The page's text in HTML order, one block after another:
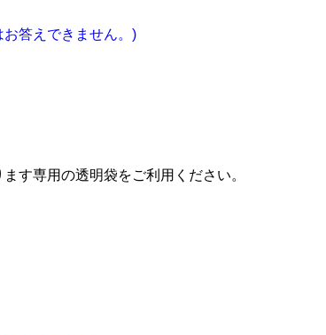
答えできません。)
す専用の透明袋をご利用ください。